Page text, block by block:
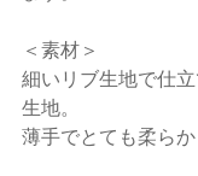
＜素材＞
細いリブ生地で仕
生地。
薄手でとても柔ら